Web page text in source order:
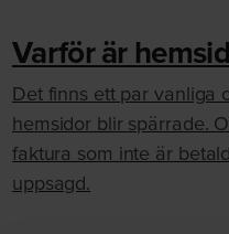
Varför är
Det finns ett par vanliga
hemsidor blir spärrade.
faktura som inte är
uppsagd.